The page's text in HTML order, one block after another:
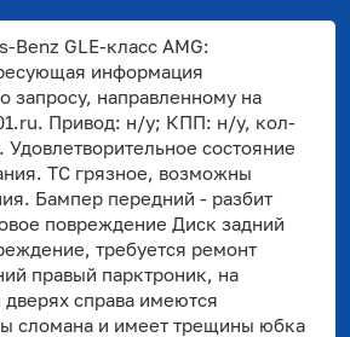
Benz GLE-класс AMG:
информация
запросу, направленному на
Привод: н/у; КПП: н/у, кол-
Удовлетворительное состояние
ТС грязное, возможны
Бампер передний - разбит
повреждение Диск задний
требуется ремонт
правый парктроник, на
справа имеются
сломана и имеет трещины юбка